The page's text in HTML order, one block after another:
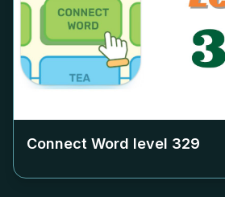
Connect Word level 329